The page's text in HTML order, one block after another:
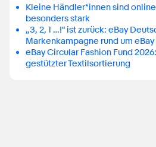
Kleine Händler*innen sind
besonders stark
„3, 2, 1 …!" ist zurück: eBay
Markenkampagne rund um eBay
eBay Circular Fashion Fund
gestützter Textilsortierung